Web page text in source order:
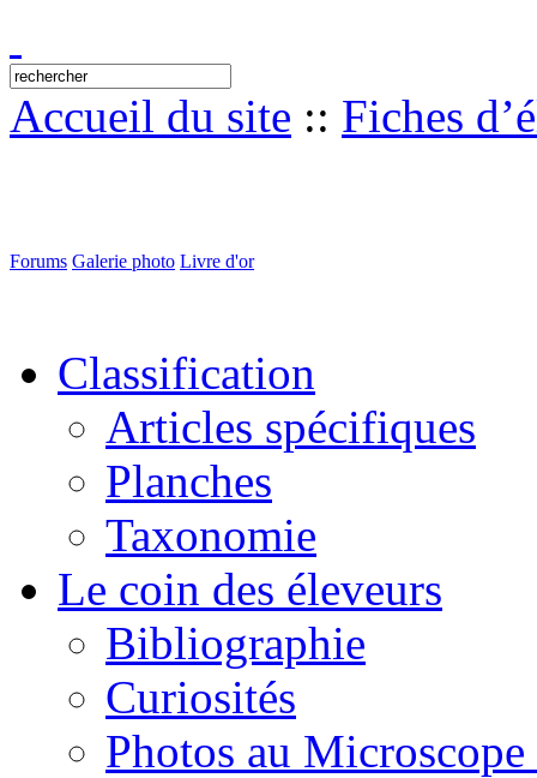
Accueil du site :: Fiches
Forums Galerie photo Livre d'or
Classification
Articles spécifiques
Planches
Taxonomie
Le coin des éleveurs
Bibliographie
Curiosités
Photos au